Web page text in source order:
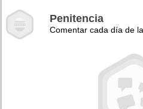
Penitencia
Comentar cada día de